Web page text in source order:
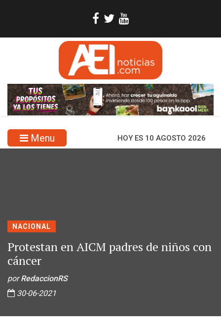
Menu HOY ES 10 AGOSTO 2026
NACIONAL
Protestan en AICM padres de niños con
cáncer
porRedaccionRS
30-06-2021